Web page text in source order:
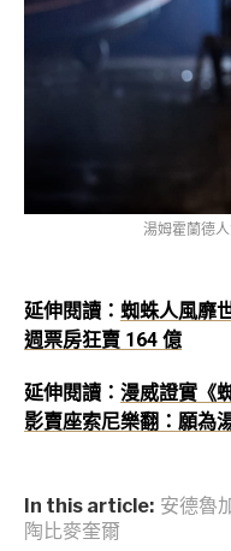
湯姆霍蘭德人
延伸閱讀： 蜘蛛人風靡
週票房狂賣 164 億
延伸閱讀： 漫威證實《
影賣座索尼樂翻：願為
In this article: 安德魯
陶比麥奎爾